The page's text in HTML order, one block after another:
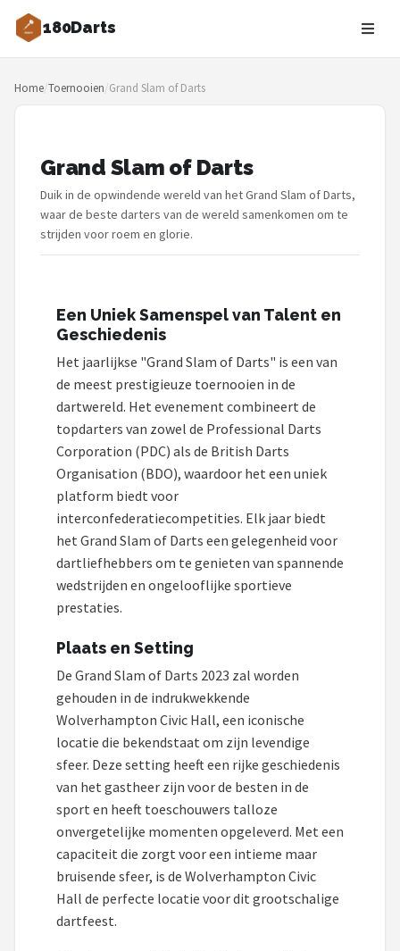
180Darts
Zoeken
NAVIGATIE
Merken
Blog
Dartspelers
Spelregels
Uitgooilijst
Dartshop
POPULAIRE MERKEN
Target
Winmau
Bull's
ABC Darts
Mission
Harrows
KOTO
Unicorn
Red Dragon
Home/Toernooien/Grand Slam of Darts
Grand Slam of Darts
Duik in de opwindende wereld van het Grand Slam of Darts,
waar de beste darters van de wereld samenkomen om te
strijden voor roem en glorie.
Een Uniek Samenspel van Talent en
Geschiedenis
Het jaarlijkse "Grand Slam of Darts" is een van
de meest prestigieuze toernooien in de
dartwereld. Het evenement combineert de
topdarters van zowel de Professional Darts
Corporation (PDC) als de British Darts
Organisation (BDO), waardoor het een uniek
platform biedt voor
interconfederatiecompetities. Elk jaar biedt
het Grand Slam of Darts een gelegenheid voor
dartliefhebbers om te genieten van spannende
wedstrijden en ongelooflijke sportieve
prestaties.
Plaats en Setting
De Grand Slam of Darts 2023 zal worden
gehouden in de indrukwekkende
Wolverhampton Civic Hall, een iconische
locatie die bekendstaat om zijn levendige
sfeer. Deze setting heeft een rijke geschiedenis
van het gastheer zijn voor de besten in de
sport en heeft toeschouwers talloze
onvergetelijke momenten opgeleverd. Met een
capaciteit die zorgt voor een intieme maar
bruisende sfeer, is de Wolverhampton Civic
Hall de perfecte locatie voor dit grootschalige
dartfeest.